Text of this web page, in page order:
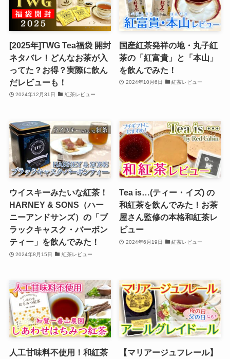
[2025年]TWG Tea福袋 開封
ネタバレ！どんなお茶が入
ってた？お得？実際に飲ん
だレビューも！
2024年12月31日 紅茶レビュー
国産紅茶発祥の地・丸子紅
茶の「紅富貴」と「本山」
を飲んでみた！
2024年10月6日 紅茶レビュー
ウイスキーみたいな紅茶！
HARNEY & SONS（ハー
ニーアンドサンズ）の「ブ
ラックキャスク・バーボン
ティー」を飲んでみた！
2024年8月15日 紅茶レビュー
Tea is…(ティー・イズ) の
和紅茶を飲んでみた！お茶
屋さん監修の本格和紅茶レ
ビュー
2024年6月19日 紅茶レビュー
人工甘味料不使用！和紅茶
【マリアージュフレール】